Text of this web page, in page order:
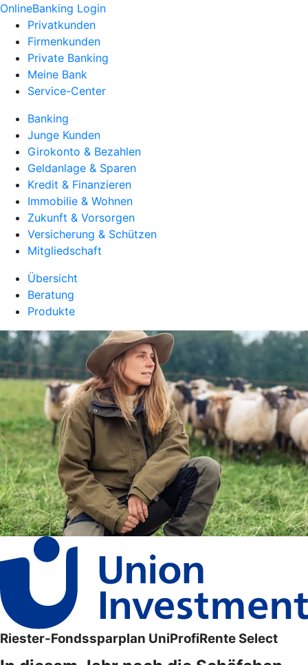
OnlineBanking Login
Privatkunden
Firmenkunden
Private Banking
Meine Bank
Service-Center
Banking
Junge Kunden
Girokonto & Bezahlen
Geldanlage & Sparen
Kredit & Finanzieren
Immobilie & Wohnen
Zukunft & Vorsorgen
Versicherung & Schützen
Mitgliedschaft
Übersicht
Beratung
Produkte
Riester-Fondssparplan UniProfiRente Select